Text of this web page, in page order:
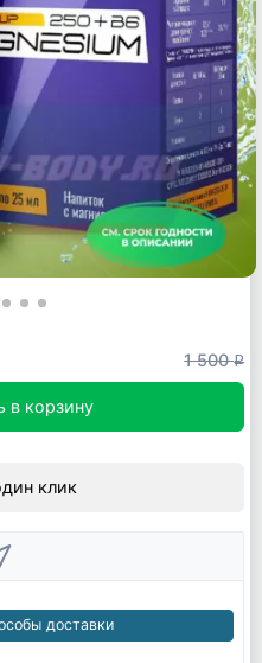
1 500q
в корзину
клик
доставки